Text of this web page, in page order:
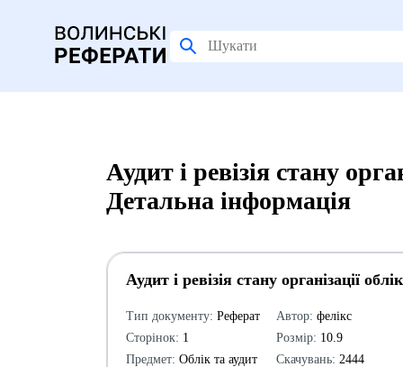
Аудит і ревізія стану
Детальна інформація
Аудит і ревізія стану організації
Тип документу: Реферат
Сторінок: 1
Предмет: Облік та аудит
Автор: фелікс
Розмір: 10.9
Скачувань: 2444